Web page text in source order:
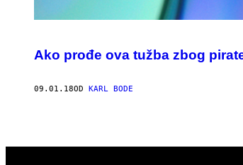
Ako prođe ova tužba zbog
09.01.18OD KARL BODE